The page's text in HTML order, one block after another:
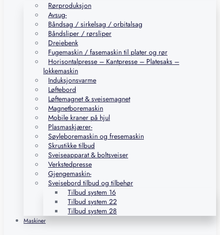
Rørproduksjon
Avsug-
Båndsag / sirkelsag / orbitalsag
Båndsliper / rørsliper
Dreiebenk
Fugemaskin / fasemaskin til plater og rør
Horisontalpresse – Kantpresse – Platesaks –
lokkemaskin
Induksjonsvarme
Løftebord
Løftemagnet & sveisemagnet
Magnetboremaskin
Mobile kraner på hjul
Plasmaskjærer-
Søyleboremaskin og fresemaskin
Skrustikke tilbud
Sveiseapparat & boltsveiser
Verkstedpresse
Gjengemaskin-
Sveisebord tilbud og tilbehør
Tilbud system 16
Tilbud system 22
Tilbud system 28
Maskiner